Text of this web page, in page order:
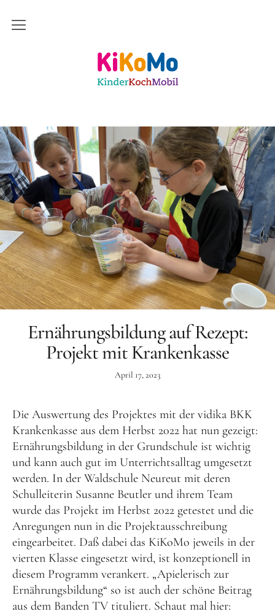
Kinderkochmobil KiKoMo Karlsruhe
Start
Mein Team
Daher komme ich
Meine Freunde
Saisonal – Regional – Bio
Wir sind “in-Form”
Anerkannt als “BNE”-Akteur
Mein erstes Jahr
Aktuelles
Tipps für Kids
Rezepte
Für Schulen
Projektwoche Planetary Health Diet
Frühlingsküche & Sprachschätze
Winterzauber
Projekttag im KiKoMo
Projekt „Iss dich klug“
Kräuterwanderung und Outdoorkochen
Für KiTas
Frühlingsküche & Sprachschätze – Mit allen Sinnen
lernen
Ernährungsbildung auf Rezept:
Projekt mit Krankenkasse
April 17, 2023
Die Auswertung des Projektes mit der vidika BKK
Krankenkasse aus dem Herbst 2022 hat nun gezeigt:
Ernährungsbildung in der Grundschule ist wichtig
und kann auch gut im Unterrichtsalltag umgesetzt
werden. In der Waldschule Neureut mit deren
Schulleiterin Susanne Beutler und ihrem Team
wurde das Projekt im Herbst 2022 getestet und die
Anregungen nun in die Projektausschreibung
eingearbeitet. Daß dabei das KiKoMo jeweils in der
vierten Klasse eingesetzt wird, ist konzeptionell in
diesem Programm verankert. „Apielerisch zur
Ernährungsbildung“ so ist auch der schöne Beitrag
aus dem Banden TV tituliert. Schaut mal hier: